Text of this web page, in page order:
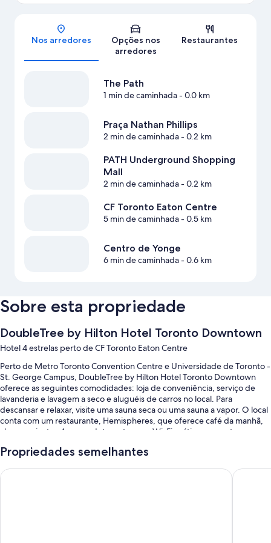
Mapa
Nos arredores
Opções nos
arredores
Restaurantes
The Path
1 min de caminhada- 0.0 km
Praça Nathan Phillips
2 min de caminhada- 0.2 km
PATH Underground Shopping
Mall
2 min de caminhada- 0.2 km
CF Toronto Eaton Centre
5 min de caminhada- 0.5 km
Centro de Yonge
6 min de caminhada- 0.6 km
Sobre esta propriedade
DoubleTree by Hilton Hotel Toronto Downtown
Hotel 4 estrelas perto de CF Toronto Eaton Centre
Perto de Metro Toronto Convention Centre e Universidade de Toronto -
St. George Campus, DoubleTree by Hilton Hotel Toronto Downtown
oferece as seguintes comodidades: loja de conveniência, serviço de
lavanderia e lavagem a seco e aluguéis de carros no local. Para
descansar e relaxar, visite uma sauna seca ou uma sauna a vapor. O local
conta com um restaurante, Hemispheres, que oferece café da manhã,
almoço e jantar. Acesse a Internet com o Wi-Fi grátis nos quartos com
comodidades como bar e academia.
Outros benefícios são:
Propriedades semelhantes
Chelsea Hotel, Toronto Hotel